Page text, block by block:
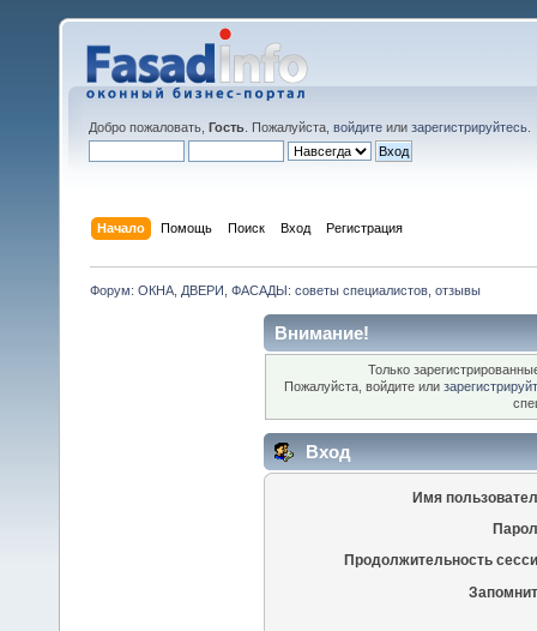
Добро пожаловать, Гость . Пожалуйста, войдите или зарегистрируйтесь
Начало Помощь Поиск Вход Регистрация
Форум: ОКНА, ДВЕРИ, ФАСАДЫ: советы специалистов, отзывы
Внимание!
Только
Пожалуйста, войдите или
Вход
Имя
Продолжительность